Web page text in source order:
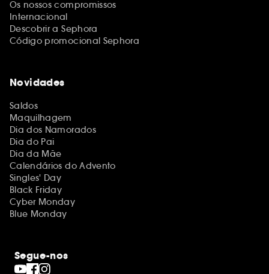
Os nossos compromissos
Internacional
Descobrir a Sephora
Código promocional Sephora
Novidades
Saldos
Maquilhagem
Dia dos Namorados
Dia do Pai
Dia da Mãe
Calendários do Advento
Singles' Day
Black Friday
Cyber Monday
Blue Monday
Segue-nos